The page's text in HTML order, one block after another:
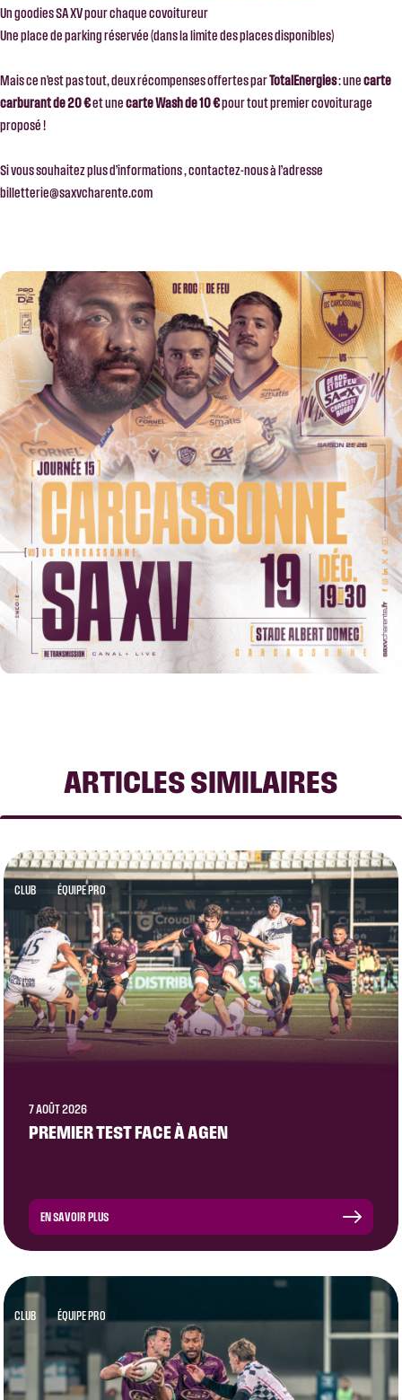
Un goodies SA XV pour chaque covoitureur
Une place de parking réservée (dans la limite des places disponibles)
Mais ce n’est pas tout, deux récompenses offertes parTotalEnergies: unecarte
carburant de 20 €et unecarte Wash de 10 €pour tout premier covoiturage
proposé !
Si vous souhaitez plus d’informations , contactez-nous à l’adresse
billetterie@saxvcharente.com
ARTICLES SIMILAIRES
CLUB ÉQUIPE PRO
7 AOÛT 2026
PREMIER TEST FACE À AGEN
EN SAVOIR PLUS
CLUB ÉQUIPE PRO